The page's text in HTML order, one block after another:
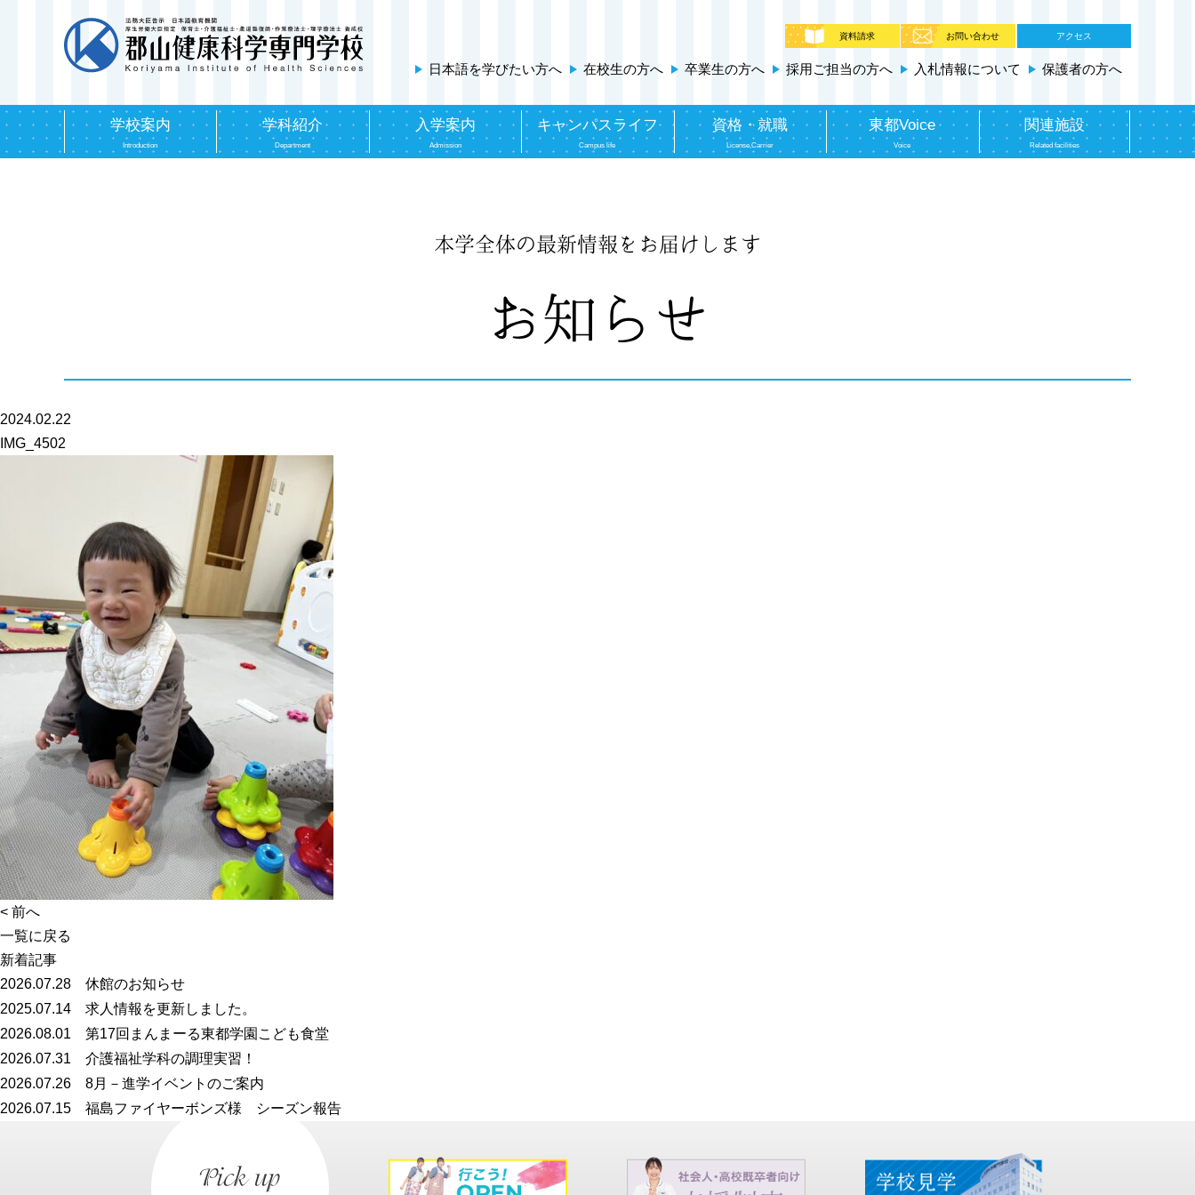
資料請求 お問い合わせ アクセス
日本語を学びたい方へ 在校生の方へ 卒業生の方へ 採用ご担当の方へ 入札情報について 保護者の方へ
学校案内
Introduction
学科紹介
Department
入学案内
Admission
キャンパスライフ
Campus life
資格・就職
License,Carrier
東都Voice
Voice
関連施設
Related facilities
本学全体の最新情報をお届けします
お知らせ
2024.02.22
IMG_4502
< 前へ
一覧に戻る
新着記事
2026.07.28 休館のお知らせ
2025.07.14 求人情報を更新しました。
2026.08.01 第17回まんまーる東都学園こども食堂
2026.07.31 介護福祉学科の調理実習！
2026.07.26 8月－進学イベントのご案内
2026.07.15 福島ファイヤーボンズ様 シーズン報告